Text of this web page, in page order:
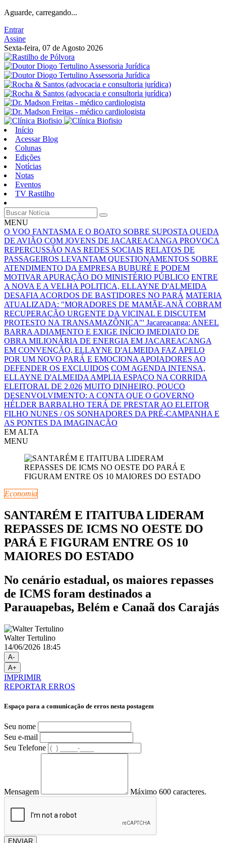
Aguarde, carregando...
Entrar
Assine
Sexta-feira, 07 de Agosto 2026
Início
Acessar Blog
Colunas
Edições
Notícias
Notas
Eventos
TV Rastilho
MENU
O VOO FANTASMA E O BOATO SOBRE SUPOSTA QUEDA
DE AVIÃO COM JOVENS DE JACAREACANGA PROVOCA
REPERCUSSÃO NAS REDES SOCIAIS RELATOS DE
PASSAGEIROS LEVANTAM QUESTIONAMENTOS SOBRE
ATENDIMENTO DA EMPRESA BUBURÉ E PODEM
MOTIVAR APURAÇÃO DO MINISTÉRIO PÚBLICO ENTRE
A NOVA E A VELHA POLITICA, ELLAYNE D'ALMEIDA
DESAFIA ACORDOS DE BASTIDORES NO PARÁ MATERIA
ATUALIZADA: "MORADORES DE MAMÃE-ANÃ COBRAM
RECUPERAÇÃO URGENTE DA VICINAL E DISCUTEM
PROTESTO NA TRANSAMAZÔNICA"' Jacareacanga: ANEEL
BARRA ADIAMENTO E EXIGE INÍCIO IMEDIATO DE
OBRA MILIONÁRIA DE ENERGIA EM JACAREACANGA
EM CONVENÇÃO, ELLAYNE D'ALMEIDA FAZ APELO
POR UM NOVO PARÁ E EMOCIONA APOIADORES AO
DEFENDER OS EXCLUIDOS COM AGENDA INTENSA,
ELLAYNE D'ALMEIDA AMPLIA ESPAÇO NA CORRIDA
ELEITORAL DE 2.026 MUITO DINHEIRO, POUCO
DESENVOLVIMENTO: A CONTA QUE O GOVERNO
HÉLDER BARBALHO TERÁ DE PRESTAR AO ELEITOR
FILHO NUNES / OS SONHADORES DA PRÉ-CAMPANHA E
AS PONTES DA IMAGINAÇÃO
EM ALTA
MENU
Economia
SANTARÉM E ITAITUBA LIDERAM
REPASSES DE ICMS NO OESTE DO
PARÁ E FIGURAM ENTRE OS 10
MAIORES DO ESTADO
No cenário estadual, os maiores repasses
de ICMS foram destinados a
Parauapebas, Belém e Canaã dos Carajás
Walter Tertulino
14/06/2026 18:45
A-
A+
IMPRIMIR
REPORTAR ERROS
Espaço para a comunicação de erros nesta postagem
Seu nome
Seu e-mail
Seu Telefone
Mensagem Máximo 600 caracteres.
ENVIAR